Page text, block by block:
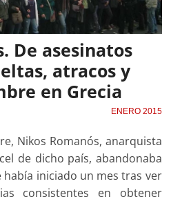
De asesinatos
atracos y
en Grecia
ENERO 2015
Nikos Romanós, anarquista
de dicho país, abandonaba
iniciado un mes tras ver
consistentes en obtener